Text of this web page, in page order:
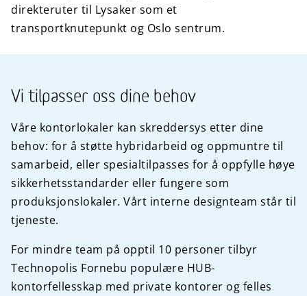
direkteruter til Lysaker som et
transportknutepunkt og Oslo sentrum.
Vi tilpasser oss dine behov
Våre kontorlokaler kan skreddersys etter dine
behov: for å støtte hybridarbeid og oppmuntre til
samarbeid, eller spesialtilpasses for å oppfylle høye
sikkerhetsstandarder eller fungere som
produksjonslokaler. Vårt interne designteam står til
tjeneste.
For mindre team på opptil 10 personer tilbyr
Technopolis Fornebu populære HUB-
kontorfellesskap med private kontorer og felles